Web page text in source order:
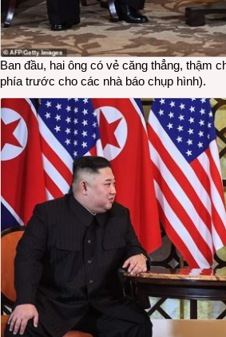
Ban đầu, hai ông có vẻ căng thẳng, thậm
phía trước cho các nhà báo chụp hình).